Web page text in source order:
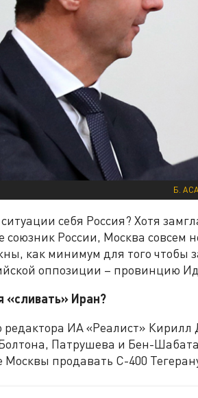
Б.
себя Россия? Хотя
союзник России, Москва совсем
как минимум для того чтобы
оппозиции – провинцию
«сливать» Иран?
редактора ИА «Реалист» Кирилл
Патрушева и Бен-
Москвы продавать С-400